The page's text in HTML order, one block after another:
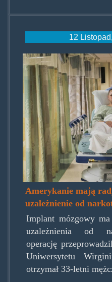
12
rni-
brain-
implant-
addiction.jpg
Amerykanie mają
uzależnienie od
Implant mózgowy
uzależnienia od
operację
Uniwersytetu
otrzymał 33-letni